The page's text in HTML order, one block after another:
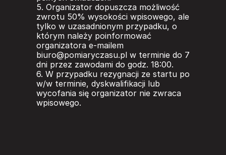
5. Organizator dopuszcza możliwość
zwrotu 50% wysokości wpisowego, ale
tylko w uzasadnionym przypadku, o
którym należy poinformować
organizatora e-mailem
biuro@pomiaryczasu.pl w terminie do 7
dni przez zawodami do godz. 18:00.
6. W przypadku rezygnacji ze startu po
w/w terminie, dyskwalifikacji lub
wycofania się organizator nie zwraca
wpisowego.